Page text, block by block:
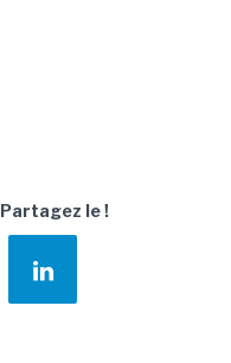
Partagez le !